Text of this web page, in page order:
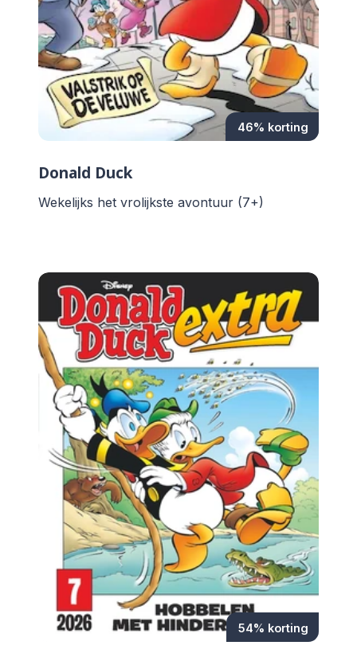
46% korting
Donald Duck
Wekelijks het vrolijkste avontuur (7+)
54% korting